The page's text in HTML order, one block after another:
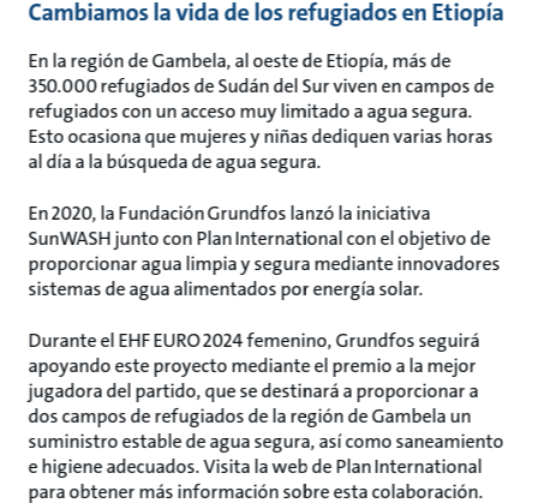
Cambiamos la vida de los refugiados en Etiopía
En la región de Gambela, al oeste de Etiopía, más de
350.000 refugiados de Sudán del Sur viven en campos de
refugiados con un acceso muy limitado a agua segura.
Esto ocasiona que mujeres y niñas dediquen varias horas
al día a la búsqueda de agua segura.
En 2020, la Fundación Grundfos lanzó la iniciativa
SunWASH junto con Plan International con el objetivo de
proporcionar agua limpia y segura mediante innovadores
sistemas de agua alimentados por energía solar.
Durante el EHF EURO 2024 femenino, Grundfos seguirá
apoyando este proyecto mediante el premio a la mejor
jugadora del partido, que se destinará a proporcionar a
dos campos de refugiados de la región de Gambela un
suministro estable de agua segura, así como saneamiento
e higiene adecuados. Visita la web de Plan International
para obtener más información sobre esta colaboración.